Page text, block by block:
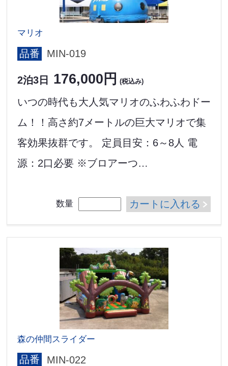
マリオ
品番 MIN-019
2泊3日 176,000円 (税込み)
いつの時代も大人気マリオのふわふわドー
ム！！高さ約7メートルの巨大マリオで集
客効果抜群です。 定員目安：6～8人 電
源：2口必要 ※ブロアーつ…
数量 カートに入れる
森の仲間スライダー
品番 MIN-022